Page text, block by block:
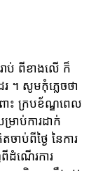
ាប់ ពីខាងលើ ក៏
។ សូមកុំភ្លេចថា
ោះ ក្របខ័ណ្ឌពេល
រាប់ការដាក់
ចាប់ពីថ្ងៃ នៃការ
ដំណើរការ